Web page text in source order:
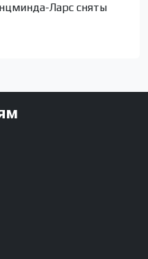
Ларс сняты